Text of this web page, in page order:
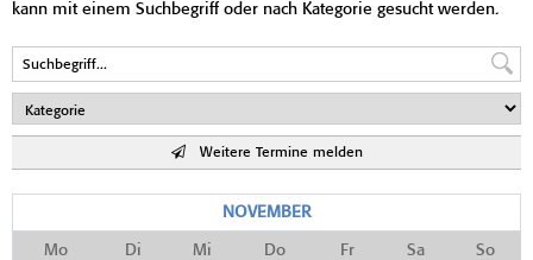
kann mit einem Suchbegriff oder nach Kategorie gesucht werden.
Weitere Termine melden
NOVEMBER
Mo Di Mi Do Fr Sa So